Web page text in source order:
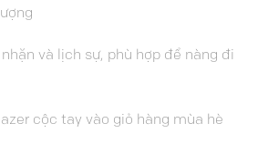
và lịch sự, phù hợp để nàng đi
cộc tay vào giỏ hàng mùa hè